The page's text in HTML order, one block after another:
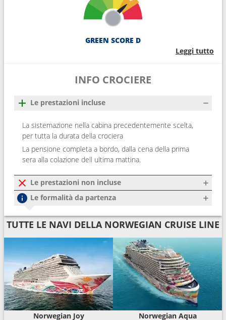
GREEN SCORE D
Leggi tutto
INFO CROCIERE
Le prestazioni incluse
La sistemazione nella cabina precedentemente scelta,
per tutta la durata della crociera
La pensione completa a bordo, dalla cena della prima
sera alla colazione dell ultima mattina.
Le prestazioni non incluse
Le formalità da partenza
TUTTE LE NAVI DELLA NORWEGIAN CRUISE LINE
Norwegian Joy Norwegian Aqua